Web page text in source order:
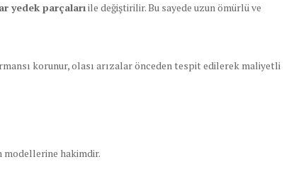
yedek parçalarıile değiştirilir. Bu sayede uzun ömürlü ve
korunur, olası arızalar önceden tespit edilerek maliyetli
modellerine hakimdir.